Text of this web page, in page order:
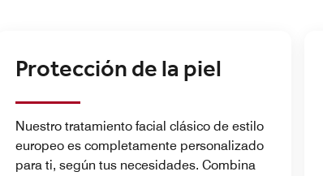
Protección de la piel
Nuestro tratamiento facial clásico de estilo
europeo es completamente personalizado
para ti, según tus necesidades. Combina